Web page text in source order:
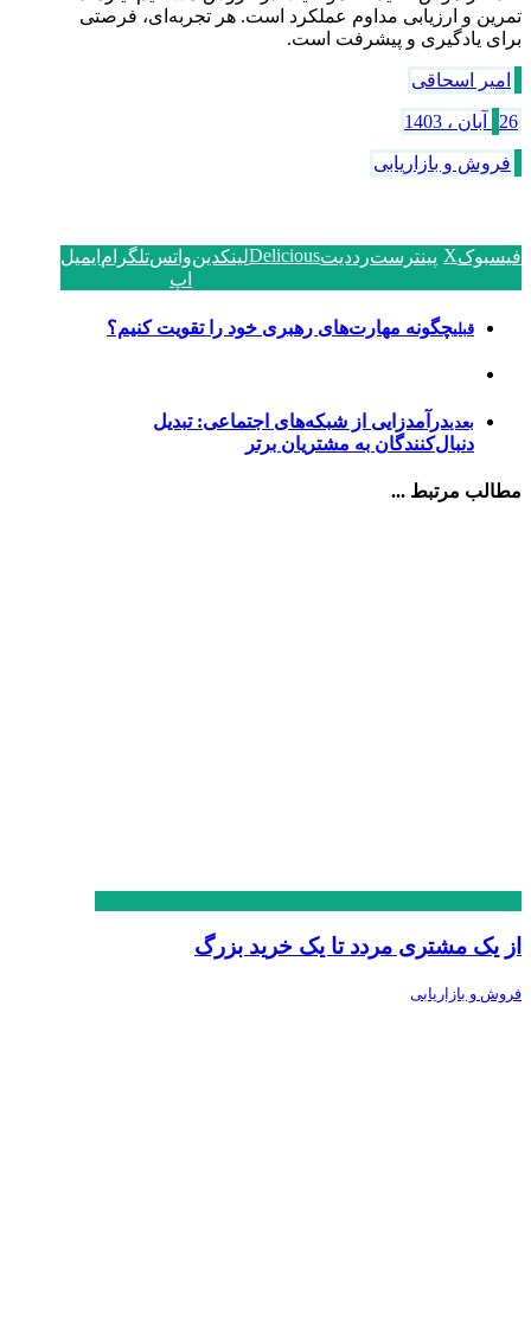
تمرین و ارزیابی مداوم عملکرد است. هر تجربه‌ای، فرصتی
برای یادگیری و پیشرفت است.
امیر اسحاقی
26 آبان ، 1403
فروش و بازاریابی
فیسبوکX پینترسترددیتDeliciousلینکدینواتس
اپ
تلگرام ایمیل
قبلیچگونه مهارت‌های رهبری خود را تقویت کنیم؟
بعدیدرآمدزایی از شبکه‌های اجتماعی: تبدیل
دنبال‌کنندگان به مشتریان برتر
مطالب مرتبط ...
از یک مشتری مردد تا یک خرید بزرگ
فروش و بازاریابی